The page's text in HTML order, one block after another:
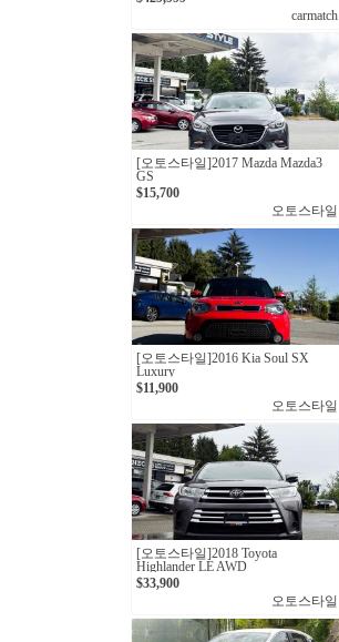
carmatch
[오토스타일]2017 Mazda Mazda3
GS
$15,700
오토스타일
[오토스타일]2016 Kia Soul SX
Luxury
$11,900
오토스타일
[오토스타일]2018 Toyota
Highlander LE AWD
$33,900
오토스타일